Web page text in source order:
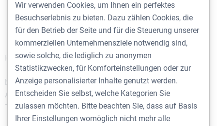
Impressum
Herausgeber:
buildings4future Immobilien GmbH
Alser Straße 21, 1080 Wien
Tel:+43 1 39490 99
Mail:
Wir verwenden Cookies, um Ihnen ein perfektes
Besuchserlebnis zu bieten. Dazu zählen Cookies, die
für den Betrieb der Seite und für die Steuerung unserer
kommerziellen Unternehmensziele notwendig sind,
sowie solche, die lediglich zu anonymen
Statistikzwecken, für Komforteinstellungen oder zur
Anzeige personalisierter Inhalte genutzt werden.
Entscheiden Sie selbst, welche Kategorien Sie
zulassen möchten. Bitte beachten Sie, dass auf Basis
Ihrer Einstellungen womöglich nicht mehr alle